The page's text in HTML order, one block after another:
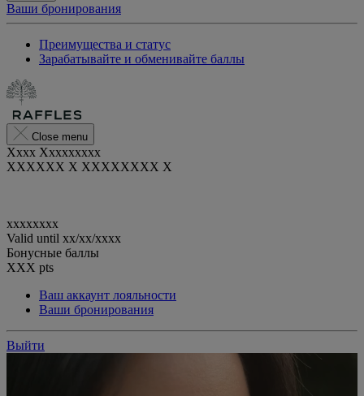
Ваши бронирования
Преимущества и статус
Зарабатывайте и обменивайте баллы
Close menu
Xxxx Xxxxxxxxx
XXXXXX X XXXXXXXX X
xxxxxxxx
Valid until xx/xx/xxxx
Бонусные баллы
XXX pts
Ваш аккаунт лояльности
Ваши бронирования
Выйти